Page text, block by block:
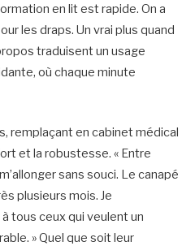
en lit est rapide. On a
les draps. Un vrai plus quand
traduisent un usage
où chaque minute
remplaçant en cabinet médical
et la robustesse. « Entre
sans souci. Le canapé
plusieurs mois. Je
tous ceux qui veulent un
» Quel que soit leur